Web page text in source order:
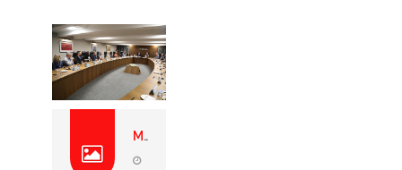
Misyon fransız iş inşaat ...